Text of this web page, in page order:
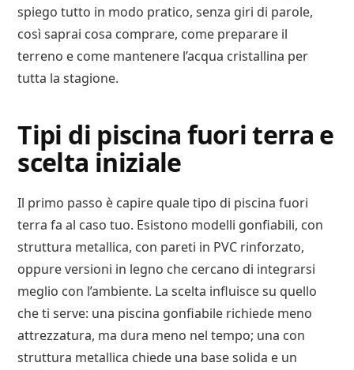
spiego tutto in modo pratico, senza giri di parole,
così saprai cosa comprare, come preparare il
terreno e come mantenere l’acqua cristallina per
tutta la stagione.
Tipi di piscina fuori terra e
scelta iniziale
Il primo passo è capire quale tipo di piscina fuori
terra fa al caso tuo. Esistono modelli gonfiabili, con
struttura metallica, con pareti in PVC rinforzato,
oppure versioni in legno che cercano di integrarsi
meglio con l’ambiente. La scelta influisce su quello
che ti serve: una piscina gonfiabile richiede meno
attrezzatura, ma dura meno nel tempo; una con
struttura metallica chiede una base solida e un